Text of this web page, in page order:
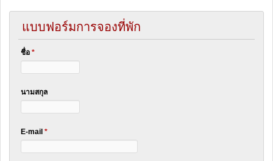
แบบฟอร์มการจองที่พัก
ชื่อ *
นามสกุล
E-mail *